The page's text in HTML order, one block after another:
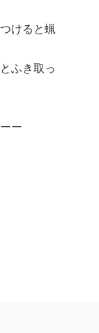
けると蝋
ふき取っ
ー